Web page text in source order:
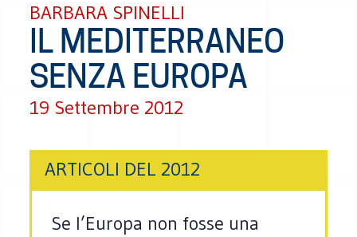
BARBARA SPINELLI
IL MEDITERRANEO
SENZA EUROPA
19 Settembre 2012
ARTICOLI DEL 2012
Se l’Europa non fosse una